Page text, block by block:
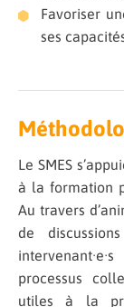
Favoriser
ses
Le SMES
à la formation
Au travers
de
processus
utiles à la